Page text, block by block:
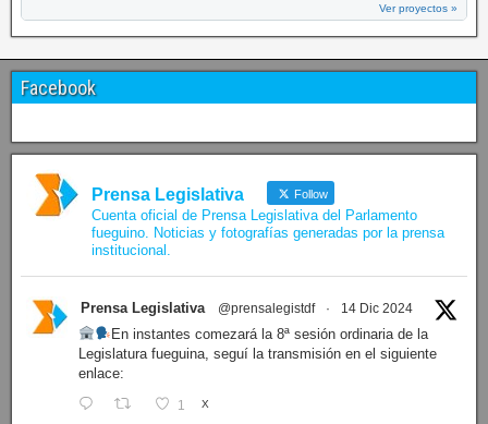
Ver proyectos »
Facebook
Prensa Legislativa Follow
Cuenta oficial de Prensa Legislativa del Parlamento
fueguino. Noticias y fotografías generadas por la prensa
institucional.
Prensa Legislativa @prensalegistdf · 14 Dic 2024
En instantes comezará la 8ª sesión ordinaria de la
Legislatura fueguina, seguí la transmisión en el siguiente
enlace:
1 X